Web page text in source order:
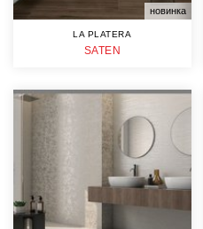
новинка
LA PLATERA
SATEN